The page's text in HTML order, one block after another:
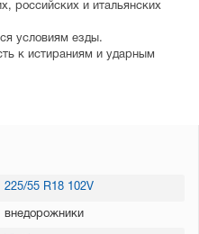
российских и итальянских
условиям езды.
к истираниям и ударным
225/55 R18 102V
внедорожники